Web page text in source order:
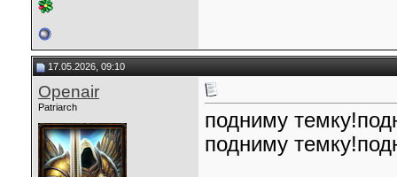
17.05.2026, 09:10
Openair
Patriarch
подниму
подниму